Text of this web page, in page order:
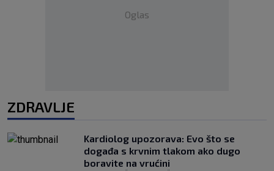
Oglas
ZDRAVLJE
Kardiolog upozorava: Evo što se
događa s krvnim tlakom ako dugo
boravite na vrućini